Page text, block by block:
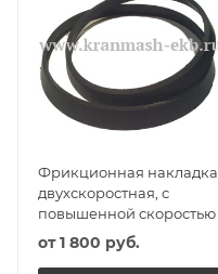
Фрикционная накладка
двухскоростная, с
повышенной скоростью
от1 800 руб.